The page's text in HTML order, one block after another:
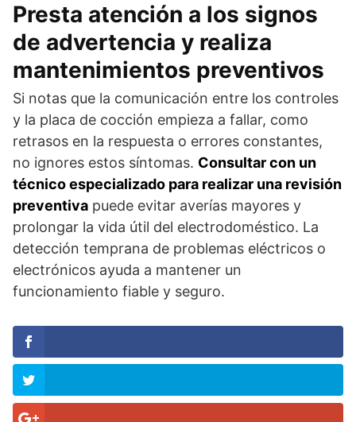
Presta atención a los signos
de advertencia y realiza
mantenimientos preventivos
Si notas que la comunicación entre los controles
y la placa de cocción empieza a fallar, como
retrasos en la respuesta o errores constantes,
no ignores estos síntomas. Consultar con un
técnico especializado para realizar una revisión
preventiva puede evitar averías mayores y
prolongar la vida útil del electrodoméstico. La
detección temprana de problemas eléctricos o
electrónicos ayuda a mantener un
funcionamiento fiable y seguro.